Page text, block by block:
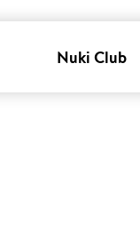
Nuki Club